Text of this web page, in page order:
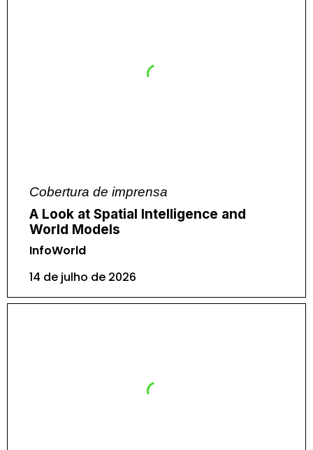
Cobertura de imprensa
A Look at Spatial Intelligence and
World Models
InfoWorld
14 de julho de 2026